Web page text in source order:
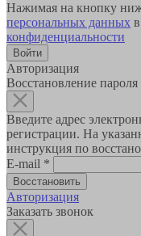
Нажимая на кнопку
персональных данных
конфиденциальности
Авторизация
Восстановление пароля
Введите адрес
регистрации. На
инструкция по
E-mail *
Авторизация
Заказать звонок